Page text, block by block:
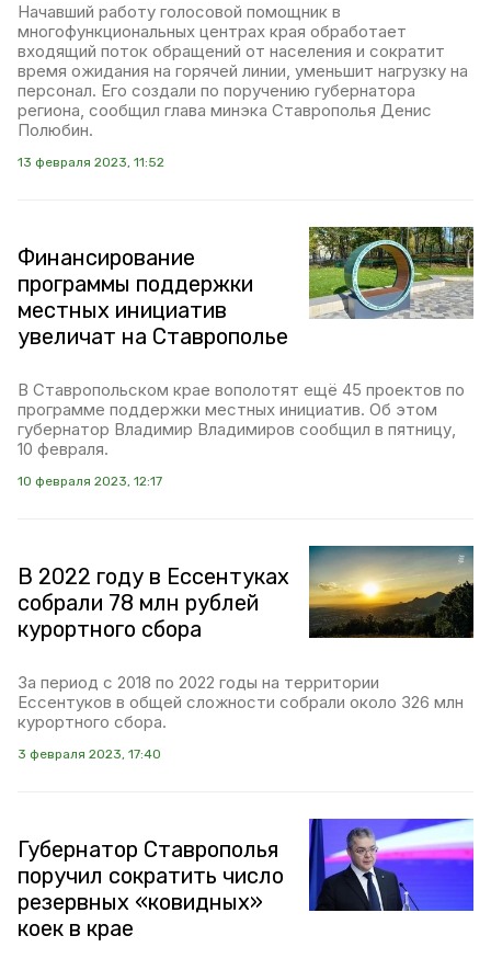
Начавший работу голосовой помощник в
многофункциональных центрах края обработает
входящий поток обращений от населения и сократит
время ожидания на горячей линии, уменьшит нагрузку на
персонал. Его создали по поручению губернатора
региона, сообщил глава минэка Ставрополья Денис
Полюбин.
13 февраля 2023, 11:52
Финансирование
программы поддержки
местных инициатив
увеличат на Ставрополье
В Ставропольском крае вополотят ещё 45 проектов по
программе поддержки местных инициатив. Об этом
губернатор Владимир Владимиров сообщил в пятницу,
10 февраля.
10 февраля 2023, 12:17
В 2022 году в Ессентуках
собрали 78 млн рублей
курортного сбора
За период с 2018 по 2022 годы на территории
Ессентуков в общей сложности собрали около 326 млн
курортного сбора.
3 февраля 2023, 17:40
Губернатор Ставрополья
поручил сократить число
резервных «ковидных»
коек в крае